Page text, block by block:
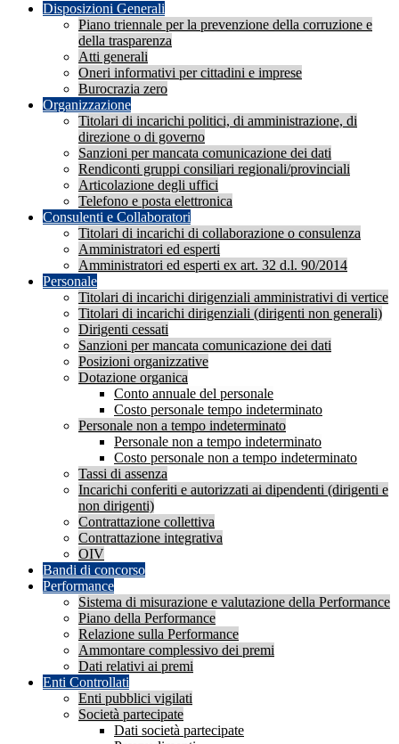
Disposizioni Generali
Piano triennale per la prevenzione della corruzione e
della trasparenza
Atti generali
Oneri informativi per cittadini e imprese
Burocrazia zero
Organizzazione
Titolari di incarichi politici, di amministrazione, di
direzione o di governo
Sanzioni per mancata comunicazione dei dati
Rendiconti gruppi consiliari regionali/provinciali
Articolazione degli uffici
Telefono e posta elettronica
Consulenti e Collaboratori
Titolari di incarichi di collaborazione o consulenza
Amministratori ed esperti
Amministratori ed esperti ex art. 32 d.l. 90/2014
Personale
Titolari di incarichi dirigenziali amministrativi di vertice
Titolari di incarichi dirigenziali (dirigenti non generali)
Dirigenti cessati
Sanzioni per mancata comunicazione dei dati
Posizioni organizzative
Dotazione organica
Conto annuale del personale
Costo personale tempo indeterminato
Personale non a tempo indeterminato
Personale non a tempo indeterminato
Costo personale non a tempo indeterminato
Tassi di assenza
Incarichi conferiti e autorizzati ai dipendenti (dirigenti e
non dirigenti)
Contrattazione collettiva
Contrattazione integrativa
OIV
Bandi di concorso
Performance
Sistema di misurazione e valutazione della Performance
Piano della Performance
Relazione sulla Performance
Ammontare complessivo dei premi
Dati relativi ai premi
Enti Controllati
Enti pubblici vigilati
Società partecipate
Dati società partecipate